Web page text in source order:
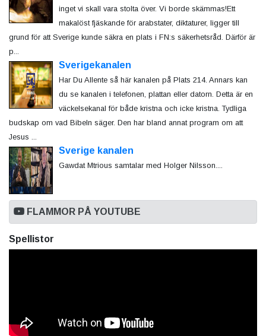
inget vi skall vara stolta över. Vi borde skämmas!Ett
makalöst fjäskande för arabstater, diktaturer, ligger till
grund för att Sverige kunde säkra en plats i FN:s säkerhetsråd. Därför är
p...
Sverigekanalen
Har Du Allente så här kanalen på Plats 214. Annars kan
du se kanalen i telefonen, plattan eller datorn. Detta är en
väckelsekanal för både kristna och icke kristna. Tydliga
budskap om vad Bibeln säger. Den har bland annat program om att
Jesus ...
Sverige kanalen
Gawdat Mtrious samtalar med Holger Nilsson....
FLAMMOR PÅ YOUTUBE
Spellistor